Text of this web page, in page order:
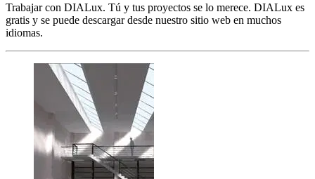
Trabajar con DIALux. Tú y tus proyectos se lo merece. DIALux es
gratis y se puede descargar desde nuestro sitio web en muchos
idiomas.